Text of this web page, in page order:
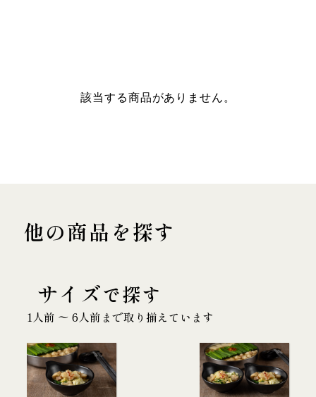
該当する商品がありません。
他の商品を探す
サイズで探す
1人前 〜 6人前まで取り揃えています